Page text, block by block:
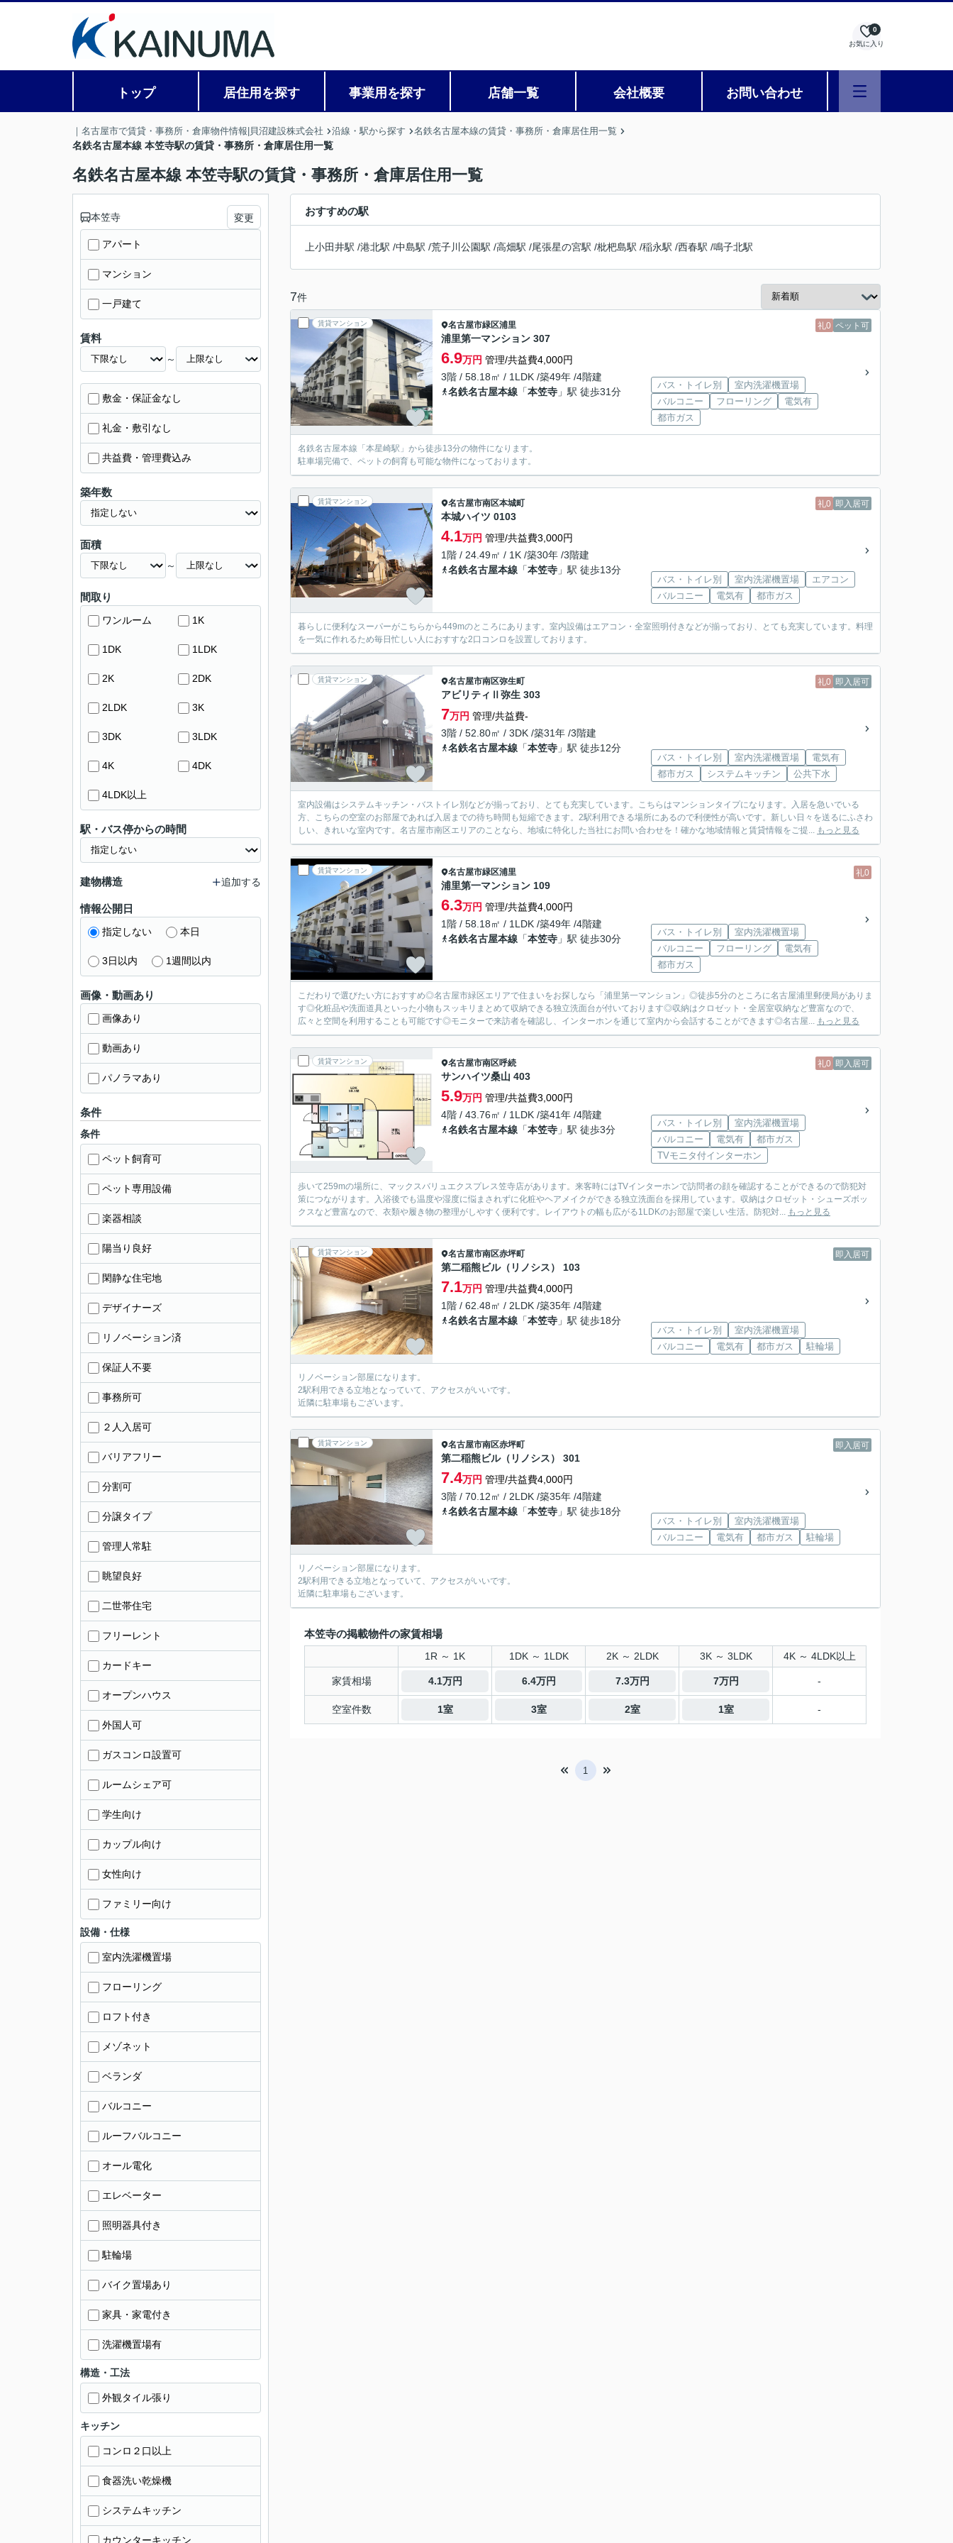
お気に入り
0
トップ 居住用を探す 事業用を探す 店舗一覧 会社概要 お問い合わせ
｜名古屋市で賃貸・事務所・倉庫物件情報|貝沼建設株式会社 沿線・駅から探す 名鉄名古屋本線の賃貸・事務所・倉庫居住用一覧
名鉄名古屋本線 本笠寺駅の賃貸・事務所・倉庫居住用一覧
名鉄名古屋本線 本笠寺駅の賃貸・事務所・倉庫居住用一覧
おすすめの駅
上小田井駅 /港北駅 /中島駅 /荒子川公園駅 /高畑駅 /尾張星の宮駅 /枇杷島駅 /稲永駅 /西春駅 /鳴子北駅
7件
賃貸マンション 礼0 ペット可
名古屋市緑区浦里
浦里第一マンション 307
6.9万円 管理/共益費4,000円
3階 / 58.18㎡ / 1LDK /築49年 /4階建
名鉄名古屋本線 「本笠寺 」駅 徒歩31分
バス・トイレ別
室内洗濯機置場
バルコニー
フローリング
電気有
都市ガス
名鉄名古屋本線「本星崎駅」から徒歩13分の物件になります。
駐車場完備で、ペットの飼育も可能な物件になっております。
賃貸マンション 礼0 即入居可
名古屋市南区本城町
本城ハイツ 0103
4.1万円 管理/共益費3,000円
1階 / 24.49㎡ / 1K /築30年 /3階建
名鉄名古屋本線 「本笠寺 」駅 徒歩13分
バス・トイレ別 室内洗濯機置場
エアコン
バルコニー
電気有 都市ガス
暮らしに便利なスーパーがこちらから449mのところにあります。室内設備はエアコン・全室照明付きなどが揃っており、とても充実しています。料理
を一気に作れるため毎日忙しい人におすすな2口コンロを設置しております。
賃貸マンション 礼0 即入居可
名古屋市南区弥生町
アビリティⅡ弥生 303
7万円 管理/共益費-
3階 / 52.80㎡ / 3DK /築31年 /3階建
名鉄名古屋本線 「本笠寺 」駅 徒歩12分
バス・トイレ別 室内洗濯機置場
電気有
都市ガス
システムキッチン 公共下水
室内設備はシステムキッチン・バストイレ別などが揃っており、とても充実しています。こちらはマンションタイプになります。入居を急いでいる
方、こちらの空室のお部屋であれば入居までの待ち時間も短縮できます。2駅利用できる場所にあるので利便性が高いです。新しい日々を送るにふさわ
しい、きれいな室内です。名古屋市南区エリアのことなら、地域に特化した当社にお問い合わせを！確かな地域情報と賃貸情報をご提... もっと見る
賃貸マンション 礼0
名古屋市緑区浦里
浦里第一マンション 109
6.3万円 管理/共益費4,000円
1階 / 58.18㎡ / 1LDK /築49年 /4階建
名鉄名古屋本線 「本笠寺 」駅 徒歩30分
バス・トイレ別
室内洗濯機置場
バルコニー
フローリング
電気有
都市ガス
こだわりで選びたい方におすすめ◎名古屋市緑区エリアで住まいをお探しなら「浦里第一マンション」◎徒歩5分のところに名古屋浦里郵便局がありま
す◎化粧品や洗面道具といった小物もスッキリまとめて収納できる独立洗面台が付いております◎収納はクロゼット・全居室収納など豊富なので、
広々と空間を利用することも可能です◎モニターで来訪者を確認し、インターホンを通じて室内から会話することができます◎名古屋... もっと見る
賃貸マンション 礼0 即入居可
名古屋市南区呼続
サンハイツ桑山 403
5.9万円 管理/共益費3,000円
4階 / 43.76㎡ / 1LDK /築41年 /4階建
名鉄名古屋本線 「本笠寺 」駅 徒歩3分
バス・トイレ別
室内洗濯機置場
バルコニー
電気有
都市ガス
TVモニタ付インターホン
歩いて259mの場所に、マックスバリュエクスプレス笠寺店があります。来客時にはTVインターホンで訪問者の顔を確認することができるので防犯対
策につながります。入浴後でも温度や湿度に悩まされずに化粧やヘアメイクができる独立洗面台を採用しています。収納はクロゼット・シューズボッ
クスなど豊富なので、衣類や履き物の整理がしやすく便利です。レイアウトの幅も広がる1LDKのお部屋で楽しい生活。防犯対... もっと見る
賃貸マンション 即入居可
名古屋市南区赤坪町
第二稲熊ビル（リノシス） 103
7.1万円 管理/共益費4,000円
1階 / 62.48㎡ / 2LDK /築35年 /4階建
名鉄名古屋本線 「本笠寺 」駅 徒歩18分
バス・トイレ別
室内洗濯機置場
バルコニー
電気有 都市ガス 駐輪場
リノベーション部屋になります。
2駅利用できる立地となっていて、アクセスがいいです。
近隣に駐車場もございます。
賃貸マンション 即入居可
名古屋市南区赤坪町
第二稲熊ビル（リノシス） 301
7.4万円 管理/共益費4,000円
3階 / 70.12㎡ / 2LDK /築35年 /4階建
名鉄名古屋本線 「本笠寺 」駅 徒歩18分
バス・トイレ別
室内洗濯機置場
バルコニー
電気有 都市ガス 駐輪場
リノベーション部屋になります。
2駅利用できる立地となっていて、アクセスがいいです。
近隣に駐車場もございます。
本笠寺の掲載物件の家賃相場
1R ～ 1K 1DK ～ 1LDK 2K ～ 2LDK 3K ～ 3LDK 4K ～ 4LDK以上
家賃相場 4.1万円 6.4万円 7.3万円 7万円 -
空室件数 1室 3室 2室 1室 -
1
本笠寺 変更
アパート
マンション
一戸建て
賃料
～
敷金・保証金なし
礼金・敷引なし
共益費・管理費込み
築年数
面積
～
間取り
ワンルーム 1K
1DK 1LDK
2K 2DK
2LDK 3K
3DK 3LDK
4K 4DK
4LDK以上
駅・バス停からの時間
建物構造 追加する
情報公開日
指定しない 本日
3日以内 1週間以内
画像・動画あり
画像あり
動画あり
パノラマあり
条件
条件
ペット飼育可
ペット専用設備
楽器相談
陽当り良好
閑静な住宅地
デザイナーズ
リノベーション済
保証人不要
事務所可
２人入居可
バリアフリー
分割可
分譲タイプ
管理人常駐
眺望良好
二世帯住宅
フリーレント
カードキー
オープンハウス
外国人可
ガスコンロ設置可
ルームシェア可
学生向け
カップル向け
女性向け
ファミリー向け
設備・仕様
室内洗濯機置場
フローリング
ロフト付き
メゾネット
ベランダ
バルコニー
ルーフバルコニー
オール電化
エレベーター
照明器具付き
駐輪場
バイク置場あり
家具・家電付き
洗濯機置場有
構造・工法
外観タイル張り
キッチン
コンロ２口以上
食器洗い乾燥機
システムキッチン
カウンターキッチン